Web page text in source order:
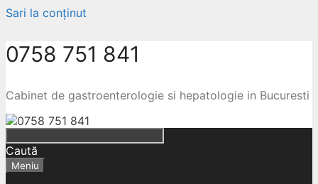
Sari la conținut
0758 751 841
Cabinet de gastroenterologie si hepatologie in Bucuresti
Caută
Meniu